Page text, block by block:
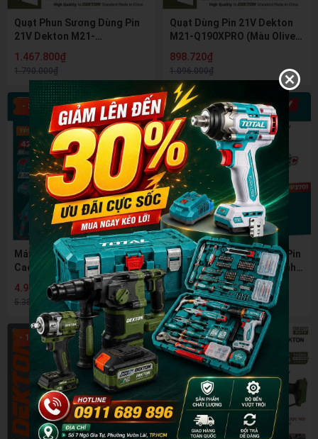
Quạt Phun Sương Dùng Pin
21V Dekton M21-
Kháng Nước IPX4, Chân Pin
Phổ Thông M21
1.467.800₫
1.790.000₫
Quạt Dùng Pin 21V Dekton
M21-Q190XPRO (Màu Olive)
IPX4, Hàng Chính Hãng
898.720₫
1.096.000₫
- 8%
Máy Cưa Xích Cắt Cành Trên
Cao Dùng Pin 42V TOTAL
TPSLI42281 - Động Cơ
Không Chổi Than
(Brushless), Lam 8 inch
4.949.600₫
5.380.000₫
- 9%
Máy Phun Cầm Tay Dùng Pin
4V TOTAL TSPP3701 - Bình
1L, Sạc Type-C, Pin Bền 90
Phút
463.000₫
510.000₫
- 18% - 18%